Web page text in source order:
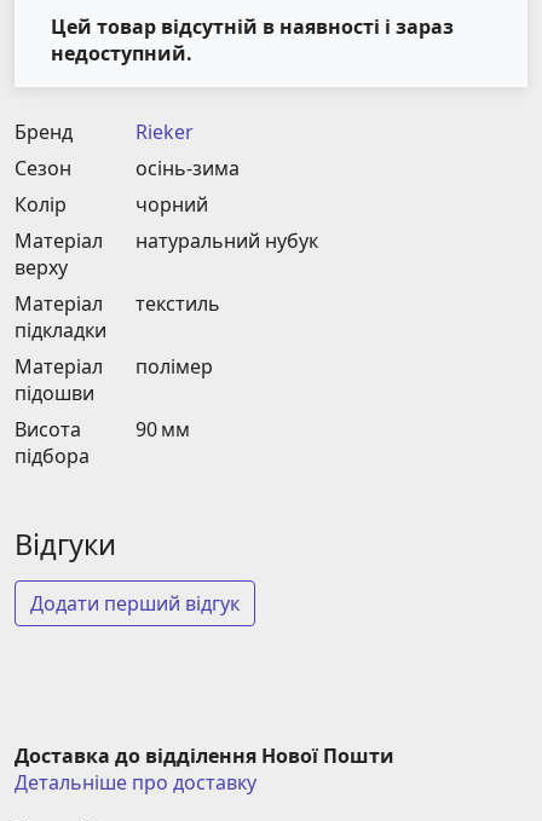
Цей товар відсутній в наявності і зараз
недоступний.
Бренд
Rieker
Сезон
осінь-зима
Колір
чорний
Матеріал
верху
натуральний нубук
Матеріал
підкладки
текстиль
Матеріал
підошви
полімер
Висота
підбора
90 мм
Відгуки
Додати перший відгук
Доставка до відділення Нової Пошти
Детальніше про доставку